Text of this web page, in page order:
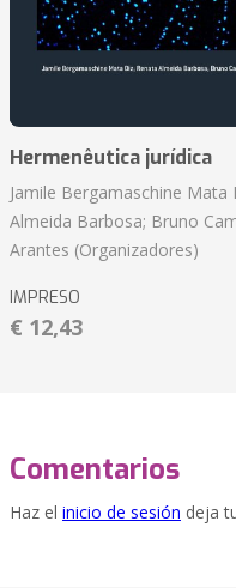
Hermenêutica jurídica
Jamile Bergamaschine Mata
Almeida Barbosa; Bruno
Arantes (Organizadores)
IMPRESO
€ 12,43
Comentarios
Haz el inicio de sesión deja